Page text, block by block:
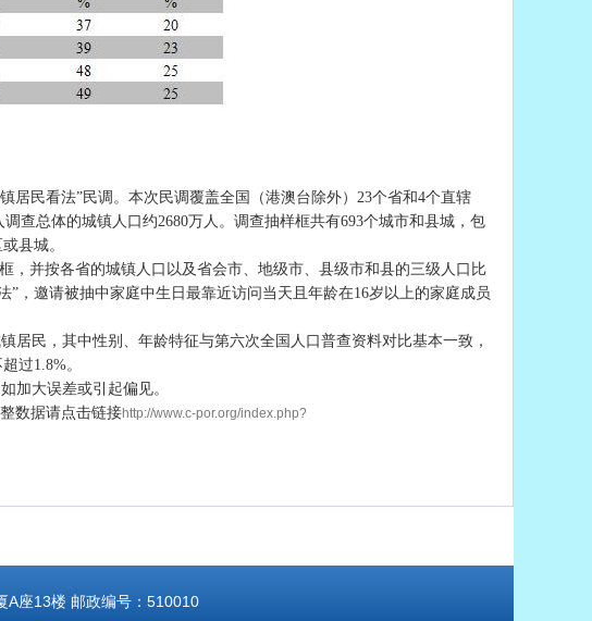
居民看法”民调。本次民调覆盖全国（港澳台除外）23个省和4个直辖
查总体的城镇人口约2680万人。调查抽样框共有693个城市和县城，包
县城。
，并按各省的城镇人口以及省会市、地级市、县级市和县的三级人口比
，邀请被抽中家庭中生日最靠近访问当天且年龄在16岁以上的家庭成员
居民，其中性别、年龄特征与第六次全国人口普查资料对比基本一致，
过1.8%。
加大误差或引起偏见。
数据请点击链接http://www.c-por.org/index.php?
A座13楼 邮政编号：510010